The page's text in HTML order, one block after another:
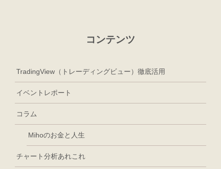
コンテンツ
TradingView（トレーディングビュー）徹底活用
イベントレポート
コラム
Mihoのお金と人生
チャート分析あれこれ